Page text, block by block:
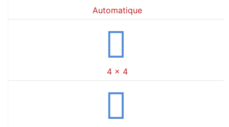
Automatique
4 x 4